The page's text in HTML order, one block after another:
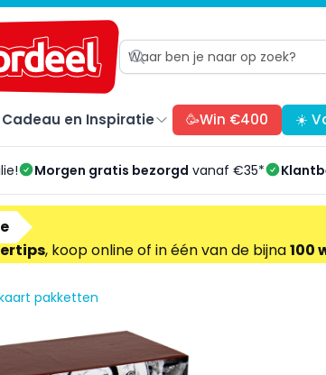
Cadeau en Inspiratie 🥳Win €400 ☀️
Morgen gratis bezorgd vanaf €35*
, koop online of in één van de bijna100
pakketten